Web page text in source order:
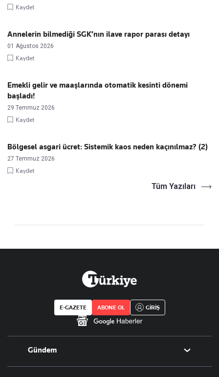
Kaydet
Annelerin bilmediği SGK’nın ilave rapor parası detayı
01 Ağustos 2026
Kaydet
Emekli gelir ve maaşlarında otomatik kesinti dönemi
başladı!
29 Temmuz 2026
Kaydet
Bölgesel asgari ücret: Sistemik kaos neden kaçınılmaz? (2)
27 Temmuz 2026
Kaydet
Tüm Yazıları
E-GAZETE ABONE OL GİRİŞ
Gündem
Politika